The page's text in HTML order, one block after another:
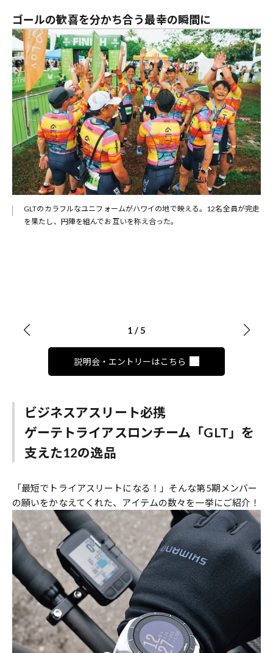
ゴールの歓喜を分かち合う最幸の瞬間に
GLTのカラフルなユニフォームがハワイの地で映える。12名全員が完走
を果たし、円陣を組んでお互いを称え合った。
1 /5
説明会・エントリーはこちら
ビジネスアスリート必携
ゲーテトライアスロンチーム「GLT」を
支えた12の逸品
「最短でトライアスリートになる！」そんな第5期メンバー
の願いをかなえてくれた、アイテムの数々を一挙にご紹介！